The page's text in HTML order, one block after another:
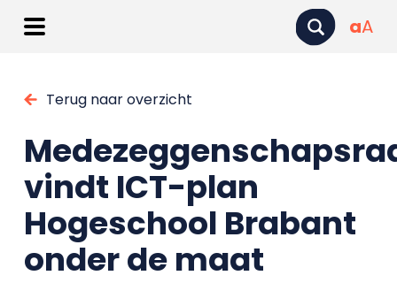
aA
Terug naar overzicht
vindt ICT-plan
Hogeschool Brabant
onder de maat